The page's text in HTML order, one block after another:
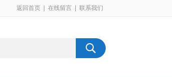
返回首页 在线留言 联系我们